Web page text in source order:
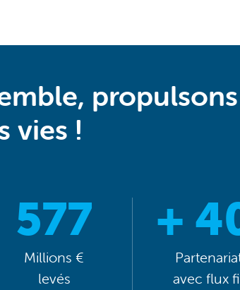
vies !
577
Millions €
levés
+
avec flux